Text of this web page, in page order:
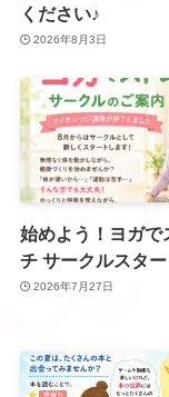
ください♪
2026年8月3日
始めよう！ヨガで
チ サークルスター
2026年7月27日